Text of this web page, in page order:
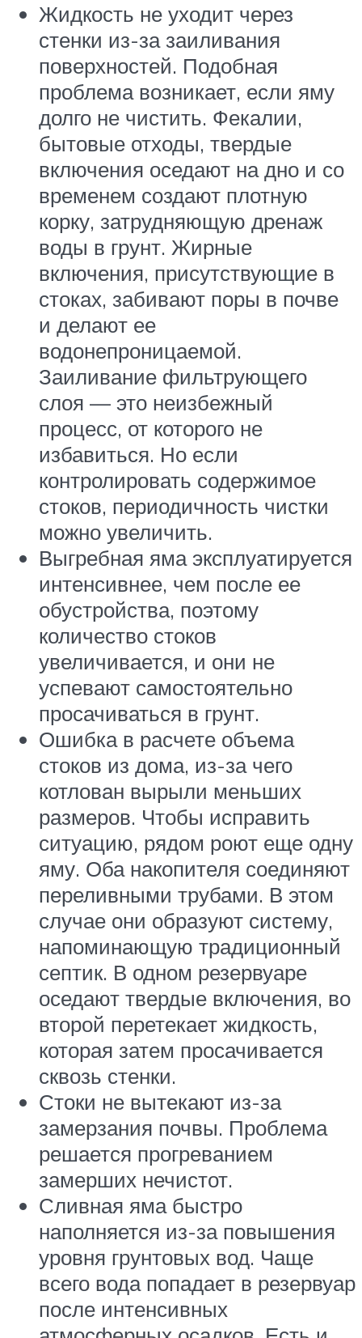
Жидкость не уходит через
стенки из-за заиливания
поверхностей. Подобная
проблема возникает, если яму
долго не чистить. Фекалии,
бытовые отходы, твердые
включения оседают на дно и со
временем создают плотную
корку, затрудняющую дренаж
воды в грунт. Жирные
включения, присутствующие в
стоках, забивают поры в почве
и делают ее
водонепроницаемой.
Заиливание фильтрующего
слоя — это неизбежный
процесс, от которого не
избавиться. Но если
контролировать содержимое
стоков, периодичность чистки
можно увеличить.
Выгребная яма эксплуатируется
интенсивнее, чем после ее
обустройства, поэтому
количество стоков
увеличивается, и они не
успевают самостоятельно
просачиваться в грунт.
Ошибка в расчете объема
стоков из дома, из-за чего
котлован вырыли меньших
размеров. Чтобы исправить
ситуацию, рядом роют еще одну
яму. Оба накопителя соединяют
переливными трубами. В этом
случае они образуют систему,
напоминающую традиционный
септик. В одном резервуаре
оседают твердые включения, во
второй перетекает жидкость,
которая затем просачивается
сквозь стенки.
Стоки не вытекают из-за
замерзания почвы. Проблема
решается прогреванием
замерших нечистот.
Сливная яма быстро
наполняется из-за повышения
уровня грунтовых вод. Чаще
всего вода попадает в резервуар
после интенсивных